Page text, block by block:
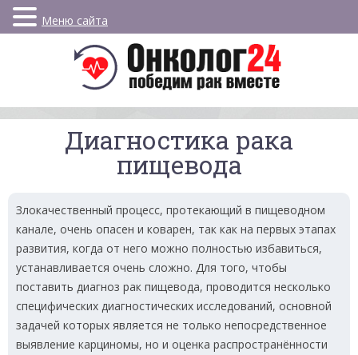
Диагностика рака
пищевода
Злокачественный процесс, протекающий в пищеводном
канале, очень опасен и коварен, так как на первых этапах
развития, когда от него можно полностью избавиться,
устанавливается очень сложно. Для того, чтобы
поставить диагноз рак пищевода, проводится несколько
специфических диагностических исследований, основной
задачей которых является не только непосредственное
выявление карциномы, но и оценка распространённости
Меню сайта